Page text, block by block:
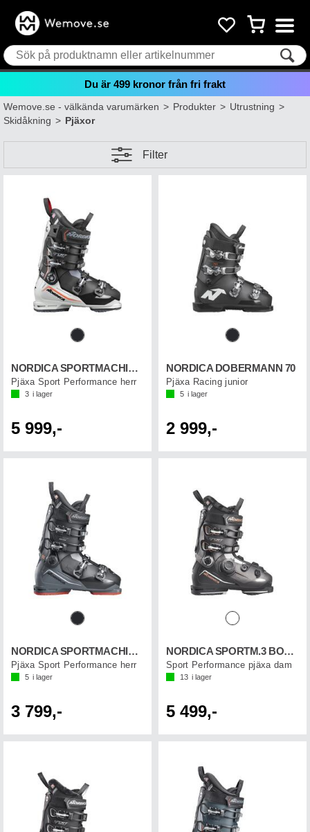
Du är 499 kronor från fri frakt
Wemove.se - välkända varumärken>Produkter>Utrustning>
Skidåkning>Pjäxor
Filter
NORDICA SPORTMACHINE 3 120 GW
Pjäxa Sport Performance herr
3 i lager
5 999,-
NORDICA DOBERMANN 70
Pjäxa Racing junior
5 i lager
2 999,-
NORDICA SPORTMACHINE 3 90
Pjäxa Sport Performance herr
5 i lager
3 799,-
NORDICA SPORTM.3 BOA 85 W GW
Sport Performance pjäxa dam
13 i lager
5 499,-